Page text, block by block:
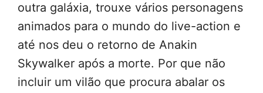
outra galáxia, trouxe vários personagens
animados para o mundo do live-action e
até nos deu o retorno de Anakin
Skywalker após a morte. Por que não
incluir um vilão que procura abalar os